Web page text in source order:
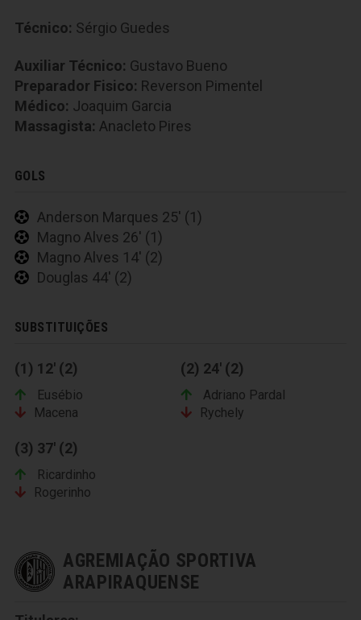
Técnico: Sérgio Guedes
Auxiliar Técnico: Gustavo Bueno
Preparador Fisico: Reverson Pimentel
Médico: Joaquim Garcia
Massagista: Anacleto Pires
GOLS
Anderson Marques 25' (1)
Magno Alves 26' (1)
Magno Alves 14' (2)
Douglas 44' (2)
SUBSTITUIÇÕES
(1) 12' (2)
Eusébio
Macena
(2) 24' (2)
Adriano Pardal
Rychely
(3) 37' (2)
Ricardinho
Rogerinho
AGREMIAÇÃO SPORTIVA
ARAPIRAQUENSE